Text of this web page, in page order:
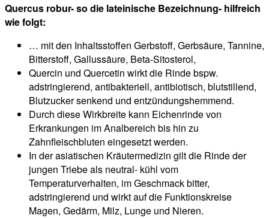
Quercus robur- so die lateinische Bezeichnung- hilfreich
wie folgt:
… mit den Inhaltsstoffen Gerbstoff, Gerbsäure, Tannine,
Bitterstoff, Gallussäure, Beta-Sitosterol,
Quercin und Quercetin wirkt die Rinde bspw.
adstringierend, antibakteriell, antibiotisch, blutstillend,
Blutzucker senkend und entzündungshemmend.
Durch diese Wirkbreite kann Eichenrinde von
Erkrankungen im Analbereich bis hin zu
Zahnfleischbluten eingesetzt werden.
In der asiatischen Kräutermedizin gilt die Rinde der
jungen Triebe als neutral- kühl vom
Temperaturverhalten, im Geschmack bitter,
adstringierend und wirkt auf die Funktionskreise
Magen, Gedärm, Milz, Lunge und Nieren.